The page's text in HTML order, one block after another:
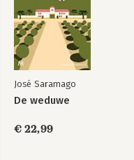
José Saramago
De weduwe
€ 22,99